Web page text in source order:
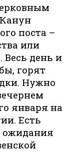
поста –
или
день и
горят
Нужно
января на
Есть
ожидания